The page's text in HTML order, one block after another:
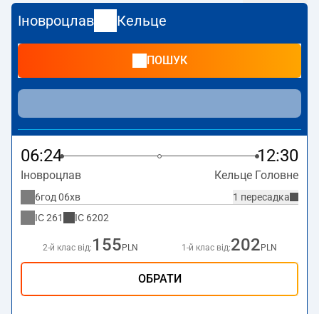
вирушає о 16:22. На маршруті
курсують також інші потяги:
квитка і зазвичай довший час подорожі. Потяг завершує
маршрут на станції Кельце.
Іновроцлав Кельце
ПОШУК
06:24 12:30
Іновроцлав Кельце Головне
1 пересадка
6год 06хв
IC261 IC 6202
2-й клас від: 155 PLN 1-й клас від:202 PLN
ОБРАТИ